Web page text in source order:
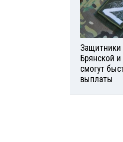
Защитники
Брянской и
смогут
выплаты